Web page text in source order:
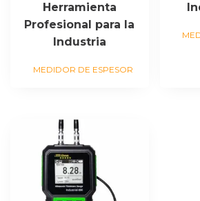
Herramienta
Profesional para la
Industria
MEDIDOR DE ESPESOR